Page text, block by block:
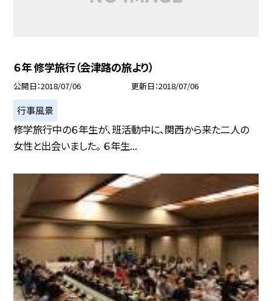
６年 修学旅行（会津路の旅より）
公開日 2018/07/06 更新日 2018/07/06
行事風景
修学旅行中の６年生が、班活動中に、関西から来た二人の
女性と出会いました。 ６年生...